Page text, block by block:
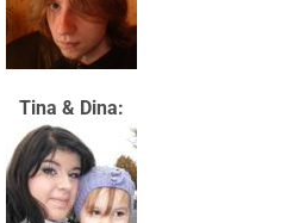
Tina & Dina: